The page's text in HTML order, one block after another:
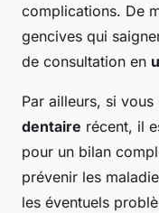
complications. De
gencives qui
de consultation en
Par ailleurs, si
dentaire récent, il
pour un bilan
prévenir les
les éventuels